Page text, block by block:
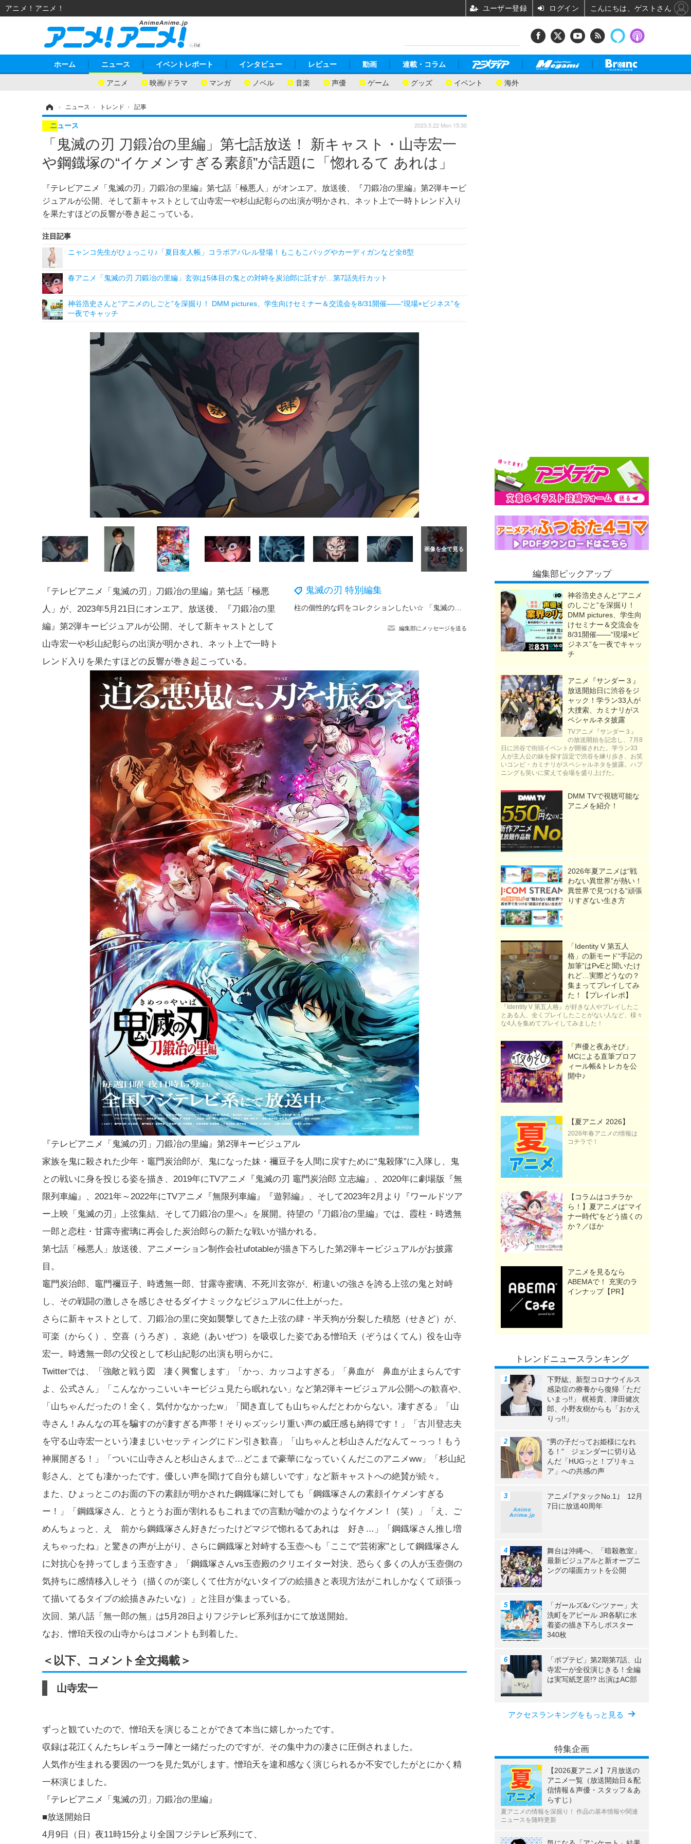
ホーム ニュース
アニメ 映画/ドラマ マンガ ノベル 音楽 声優 ゲーム グッズ イベント 海外
イベントレポート インタビュー レビュー 動画 連載・コラム
› ニュース › トレンド › 記事
「鬼滅の刃 刀鍛冶の里編」第七話放送！ 新キャスト・山寺宏一
や鋼鐡塚の“イケメンすぎる素顔”が話題に「惚れるて あれは」
『テレビアニメ「鬼滅の刃」刀鍛冶の里編』第七話「極悪人」がオンエア。放送後、『刀鍛冶の里編』第2弾キービ
ジュアルが公開、そして新キャストとして山寺宏一や杉山紀彰らの出演が明かされ、ネット上で一時トレンド入り
を果たすほどの反響が巻き起こっている。
ニュース 2023.5.22 Mon 15:30
注目記事
ニャンコ先生がひょっこり♪「夏目友人帳」コラボアパレル登場！もこもこバッグやカーディガンなど全8型
春アニメ「鬼滅の刃 刀鍛冶の里編」玄弥は5体目の鬼との対峙を炭治郎に託すが…第7話先行カット
神谷浩史さんと“アニメのしごと”を深掘り！ DMM pictures、学生向けセミナー＆交流会を8/31開催――“現場×ビジネス”を
一夜でキャッチ
鬼滅の刃 特別編集
編集部にメッセージを送る
『テレビアニメ「鬼滅の刃」刀鍛冶の里編』第七話「極悪
人」が、2023年5月21日にオンエア。放送後、『刀鍛冶の里
編』第2弾キービジュアルが公開、そして新キャストとして
山寺宏一や杉山紀彰らの出演が明かされ、ネット上で一時ト
レンド入りを果たすほどの反響が巻き起こっている。
『テレビアニメ「鬼滅の刃」刀鍛冶の里編』第2弾キービジュアル
家族を鬼に殺された少年・竈門炭治郎が、鬼になった妹・禰豆子を人間に戻すために“鬼殺隊”に入隊し、鬼
との戦いに身を投じる姿を描き、2019年にTVアニメ『鬼滅の刃 竈門炭治郎 立志編』、2020年に劇場版『無
限列車編』、2021年～2022年にTVアニメ『無限列車編』『遊郭編』、そして2023年2月より『ワールドツア
ー上映「鬼滅の刃」上弦集結、そして刀鍛冶の里へ』を展開。待望の『刀鍛冶の里編』では、霞柱・時透無
一郎と恋柱・甘露寺蜜璃に再会した炭治郎らの新たな戦いが描かれる。
第七話「極悪人」放送後、アニメーション制作会社ufotableが描き下ろした第2弾キービジュアルがお披露
目。
竈門炭治郎、竈門禰豆子、時透無一郎、甘露寺蜜璃、不死川玄弥が、桁違いの強さを誇る上弦の鬼と対峙
し、その戦闘の激しさを感じさせるダイナミックなビジュアルに仕上がった。
さらに新キャストとして、刀鍛冶の里に突如襲撃してきた上弦の肆・半天狗が分裂した積怒（せきど）が、
可楽（からく）、空喜（うろぎ）、哀絶（あいぜつ）を吸収した姿である憎珀天（ぞうはくてん）役を山寺
宏一。時透無一郎の父役として杉山紀彰の出演も明らかに。
Twitterでは、「強敵と戦う図 凄く興奮します」「かっ、カッコよすぎる」「鼻血が 鼻血が止まらんです
よ、公式さん」「こんなかっこいいキービジュ見たら眠れない」など第2弾キービジュアル公開への歓喜や、
「山ちゃんだったの！全く、気付かなかったw」「聞き直しても山ちゃんだとわからない。凄すぎる」「山
寺さん！みんなの耳を騙すのが凄すぎる声帯！そりゃズッシリ重い声の威圧感も納得です！」「古川登志夫
を守る山寺宏一という凄まじいセッティングにドン引き歓喜」「山ちゃんと杉山さんだなんて～っっ！もう
神展開ぎる！」「ついに山寺さんと杉山さんまで…どこまで豪華になっていくんだこのアニメww」「杉山紀
彰さん、とても凄かったです。優しい声を聞けて自分も嬉しいです」など新キャストへの絶賛が続々。
また、ひょっとこのお面の下の素顔が明かされた鋼鐡塚に対しても「鋼鐡塚さんの素顔イケメンすぎる
ー！」「鋼鐡塚さん、とうとうお面が割れるもこれまでの言動が嘘かのようなイケメン！（笑）」「え、ご
めんちょっと、え 前から鋼鐡塚さん好きだったけどマジで惚れるてあれは 好き…」「鋼鐡塚さん推し増
えちゃったね」と驚きの声が上がり、さらに鋼鐡塚と対峙する玉壺へも「ここで“芸術家”として鋼鐡塚さん
に対抗心を持ってしまう玉壺すき」「鋼鐡塚さんvs玉壺殿のクリエイター対決、恐らく多くの人が玉壺側の
気持ちに感情移入しそう（描くのが楽しくて仕方がないタイプの絵描きと表現方法がこれしかなくて頑張っ
て描いてるタイプの絵描きみたいな）」と注目が集まっている。
次回、第八話「無一郎の無」は5月28日よりフジテレビ系列ほかにて放送開始。
なお、憎珀天役の山寺からはコメントも到着した。
＜以下、コメント全文掲載＞
山寺宏一
ずっと観ていたので、憎珀天を演じることができて本当に嬉しかったです。
収録は花江くんたちレギュラー陣と一緒だったのですが、その集中力の凄さに圧倒されました。
人気作が生まれる要因の一つを見た気がします。憎珀天を違和感なく演じられるか不安でしたがとにかく精
一杯演じました。
『テレビアニメ「鬼滅の刃」刀鍛冶の里編』
■放送開始日
4月9日（日）夜11時15分より全国フジテレビ系列にて、
編集部ピックアップ
神谷浩史さんと“アニメ
のしごと”を深掘り！
DMM pictures、学生向
けセミナー＆交流会を
8/31開催――“現場×ビ
ジネス”を一夜でキャッ
チ
アニメ『サンダー３』
放送開始日に渋谷をジ
ャック！学ラン33人が
大捜索、カミナリがス
ペシャルネタ披露
TVアニメ『サンダー３』
の放送開始を記念し、7月8
日に渋谷で街頭イベントが開催された。学ラン33
人が主人公の妹を探す設定で渋谷を練り歩き、お笑
いコンビ・カミナリがスペシャルネタを披露。ハプ
ニングも笑いに変えて会場を盛り上げた。
DMM TVで視聴可能な
アニメを紹介！
2026年夏アニメは“戦
わない異世界”が熱い！
異世界で見つける“頑張
りすぎない生き方
「Identity V 第五人
格」の新モード“手記の
加筆”はPvEと聞いたけ
れど…実際どうなの？
集まってプレイしてみ
た！【プレイレポ】
『Identity V 第五人格』が好きな人やプレイしたこ
とある人、全くプレイしたことがない人など、様々
な4人を集めてプレイしてみました！
「声優と夜あそび」
MCによる直筆プロフ
ィール帳&トレカを公
開中♪
【夏アニメ 2026】
2026年春アニメの情報は
コチラで！
【コラムはコチラか
ら！】夏アニメは“マイ
ナー時代”をどう描くの
か？／ほか
アニメを見るなら
ABEMAで！ 充実のラ
インナップ【PR】
トレンドニュースランキング
下野紘、新型コロナウイルス
感染症の療養から復帰「ただ
いまっ!!」 梶裕貴、津田健次
郎、小野友樹からも「おかえ
りっ!!」
"男の子だってお姫様になれ
る！" ジェンダーに切り込
んだ「HUGっと！プリキュ
ア」への共感の声
アニメ｢アタックNo.1｣ 12月
7日に放送40周年
舞台は沖縄へ、「暗殺教室」
最新ビジュアルと新オープニ
ングの場面カットを公開
「ガールズ&パンツァー」大
洗町をアピール JR各駅に水
着姿の描き下ろしポスター
340枚
「ポプテピ」第2期第7話、山
寺宏一が全役演じきる！全編
は実写紙芝居!? 出演はAC部
アクセスランキングをもっと見る
特集企画
【2026夏アニメ】7月放送の
アニメ一覧（放送開始日＆配
信情報＆声優・スタッフ＆あ
らすじ）
夏アニメの情報を深掘り！ 作品の基本情報や関連
ニュースを随時更新
アニメ！アニメ！ ユーザー登録 ログイン こんにちは、ゲストさん